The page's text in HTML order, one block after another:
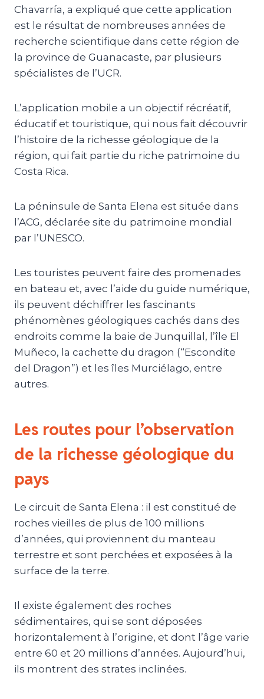
Chavarría, a expliqué que cette application
est le résultat de nombreuses années de
recherche scientifique dans cette région de
la province de Guanacaste, par plusieurs
spécialistes de l’UCR.
L’application mobile a un objectif récréatif,
éducatif et touristique, qui nous fait découvrir
l’histoire de la richesse géologique de la
région, qui fait partie du riche patrimoine du
Costa Rica.
La péninsule de Santa Elena est située dans
l’ACG, déclarée site du patrimoine mondial
par l’UNESCO.
Les touristes peuvent faire des promenades
en bateau et, avec l’aide du guide numérique,
ils peuvent déchiffrer les fascinants
phénomènes géologiques cachés dans des
endroits comme la baie de Junquillal, l’île El
Muñeco, la cachette du dragon (“Escondite
del Dragon”) et les îles Murciélago, entre
autres.
Les routes pour l’observation
de la richesse géologique du
pays
Le circuit de Santa Elena : il est constitué de
roches vieilles de plus de 100 millions
d’années, qui proviennent du manteau
terrestre et sont perchées et exposées à la
surface de la terre.
Il existe également des roches
sédimentaires, qui se sont déposées
horizontalement à l’origine, et dont l’âge varie
entre 60 et 20 millions d’années. Aujourd’hui,
ils montrent des strates inclinées.